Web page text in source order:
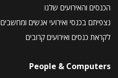
הכנסים והאירועים שלנו
נצפיתם בכנסי ואירועי אנשים ומחשבים
לקראת כנסים ואירועים קרובים
People & Computers